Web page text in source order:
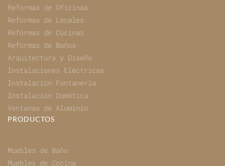
Reformas de Oficinas
Reformas de Locales
Reformas de Cocinas
Reformas de Baños
Arquitectura y Diseño
Instalaciones Eléctricas
Instalación Fontanería
Instalación Domótica
Ventanas de Aluminio
PRODUCTOS
Muebles de Baño
Muebles de Cocina